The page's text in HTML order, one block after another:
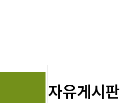
자유게시판